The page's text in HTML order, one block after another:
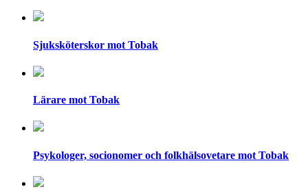
Sjuksköterskor mot Tobak
Lärare mot Tobak
Psykologer, socionomer och folkhälsovetare mot Tobak